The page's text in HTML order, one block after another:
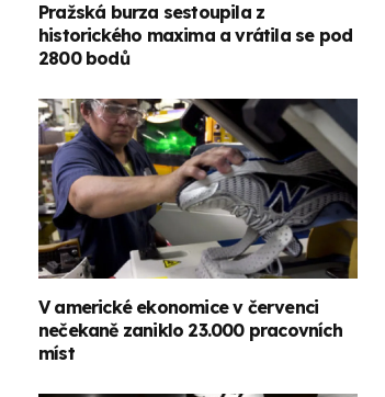
Pražská burza sestoupila z
historického maxima a vrátila se pod
2800 bodů
V americké ekonomice v červenci
nečekaně zaniklo 23.000 pracovních
míst